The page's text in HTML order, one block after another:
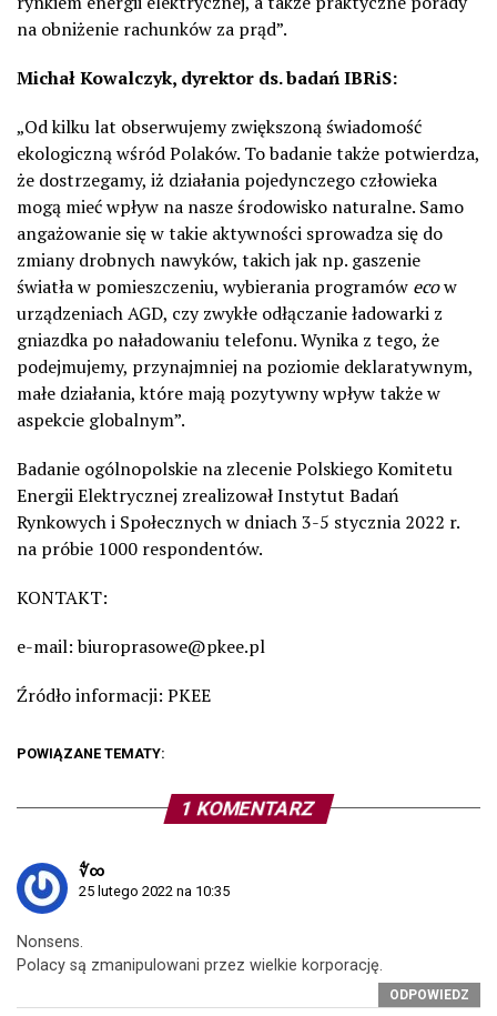
na obniżenie rachunków za prąd”.
Michał Kowalczyk, dyrektor ds. badań IBRiS:
„Od kilku lat obserwujemy zwiększoną świadomość
ekologiczną wśród Polaków. To badanie także potwierdza,
że dostrzegamy, iż działania pojedynczego człowieka
mogą mieć wpływ na nasze środowisko naturalne. Samo
angażowanie się w takie aktywności sprowadza się do
zmiany drobnych nawyków, takich jak np. gaszenie
światła w pomieszczeniu, wybierania programów ecow
urządzeniach AGD, czy zwykłe odłączanie ładowarki z
gniazdka po naładowaniu telefonu. Wynika z tego, że
podejmujemy, przynajmniej na poziomie deklaratywnym,
małe działania, które mają pozytywny wpływ także w
aspekcie globalnym”.
Badanie ogólnopolskie na zlecenie Polskiego Komitetu
Energii Elektrycznej zrealizował Instytut Badań
Rynkowych i Społecznych w dniach 3-5 stycznia 2022 r.
na próbie 1000 respondentów.
KONTAKT:
e-mail:biuroprasowe@pkee.pl
Źródło informacji: PKEE
POWIĄZANE TEMATY:
1 KOMENTARZ
∜∞
25 lutego 2022 na 10:35
Nonsens.
Polacy są zmanipulowani przez wielkie korporację.
ODPOWIEDZ